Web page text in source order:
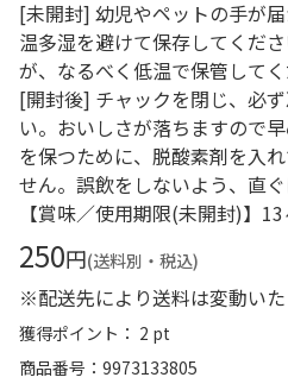
[未開封] 幼児やペットの手が
温多湿を避けて保存してくだ
が、なるべく低温で保管してく
[開封後] チャックを閉じ、必
い。おいしさが落ちますので
を保つために、脱酸素剤を入
せん。誤飲をしないよう、直ぐ
【賞味／使用期限(未開封)】13
250円(送料別・税込)
※配送先により送料は変動いた
獲得ポイント： 2 pt
商品番号
9973133805